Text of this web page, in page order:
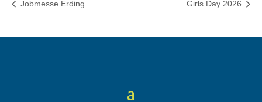
Jobmesse Erding Girls Day 2026